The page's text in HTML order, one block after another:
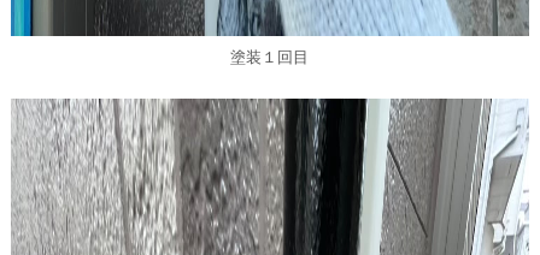
塗装１回目